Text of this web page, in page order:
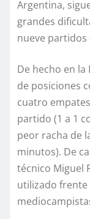
Argentina,
grandes
nueve partidos
De hecho en la
de posiciones
cuatro
partido (1 a 1
peor racha de
minutos). De
técnico Miguel
utilizado frente